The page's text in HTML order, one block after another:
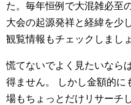
た。毎年恒例で大混雑必至
大会の起源発祥と経緯を少
観覧情報もチェックしましょ
慌てないでよく見たいなら
得ません。 しかし金額的に
場もちょっとだけリサーチ